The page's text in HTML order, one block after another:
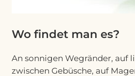
Wo findet man es?
An sonnigen Wegränder, auf
zwischen Gebüsche, auf